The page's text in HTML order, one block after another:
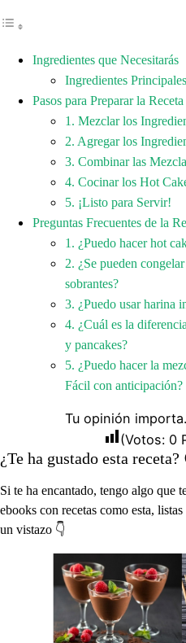
Ingredientes que Necesitarás
Ingredientes
Pasos para Preparar la
1. Mezclar los
2. Agregar los
3. Combinar las
4. Cocinar los Hot
5. ¡Listo para Servir!
Preguntas Frecuentes de la
1. ¿Puedo hacer hot
2. ¿Se pueden
sobrantes?
3. ¿Puedo usar harina
4. ¿Cuál es la
y pancakes?
5. ¿Puedo hacer la
Fácil con anticipación?
Tu opinión
(Votos: 0
¿Te ha gustado esta receta?
Si te ha encantado, tengo algo que
ebooks con recetas como esta,
un vistazo 👇